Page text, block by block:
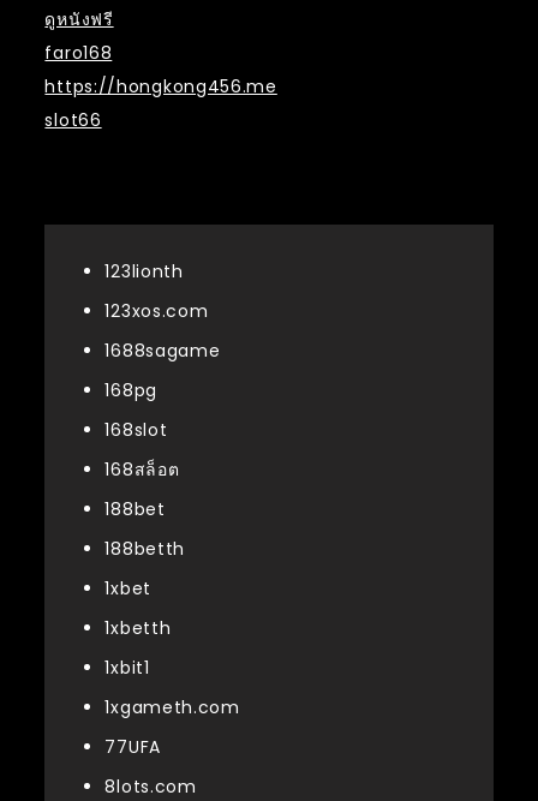
ดูหนังฟรี
faro168
https://hongkong456.me
slot66
123lionth
123xos.com
1688sagame
168pg
168slot
168สล็อต
188bet
188betth
1xbet
1xbetth
1xbit1
1xgameth.com
77UFA
8lots.com